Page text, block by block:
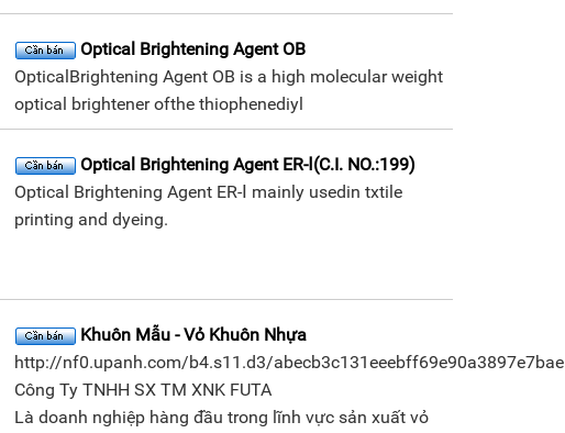
Optical Brightening Agent OB
OpticalBrightening Agent OB is a high molecular weight
optical brightener ofthe thiophenediyl
Optical Brightening Agent ER-Ⅰ(C.I. NO.:199)
Optical Brightening Agent ER-Ⅰ mainly usedin txtile
printing and dyeing.
Khuôn Mẫu - Vỏ Khuôn Nhựa
http://nf0.upanh.com/b4.s11.d3/
Công Ty TNHH SX TM XNK FUTA
Là doanh nghiệp hàng đầu trong lĩnh vực sản xuất vỏ